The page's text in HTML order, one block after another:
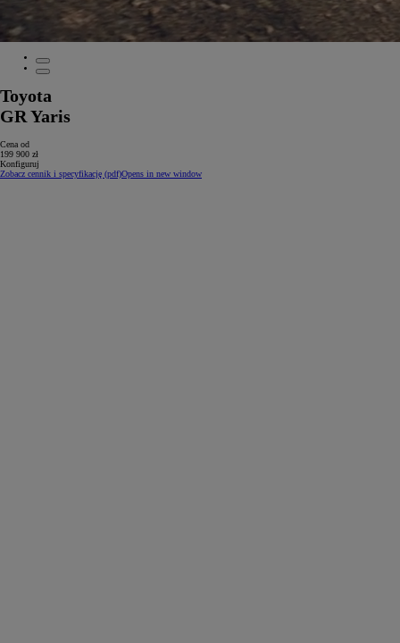
Toyota
GR Yaris
Cena od
199 900 zł
Konfiguruj
Zobacz cennik i specyfikację (pdf)Opens in new window